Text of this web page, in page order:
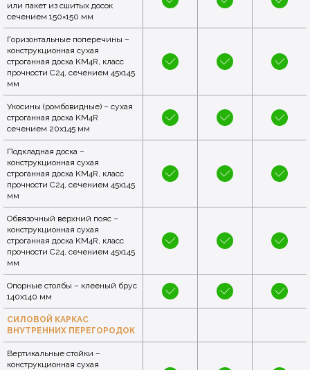
или пакет из сшитых досок
сечением 150×150 мм
Горизонтальные поперечины –
конструкционная сухая
строганная доска KM4R, класс
прочности C24, сечением 45x145
мм
Укосины (ромбовидные) – сухая
строганная доска KM4R
сечением 20x145 мм
Подкладная доска –
конструкционная сухая
строганная доска KM4R, класс
прочности C24, сечением 45x145
мм
Обвязочный верхний пояс –
конструкционная сухая
строганная доска KM4R, класс
прочности C24, сечением 45x145
мм
Опорные столбы – клееный брус
140x140 мм
СИЛОВОЙ КАРКАС
ВНУТРЕННИХ ПЕРЕГОРОДОК
Вертикальные стойки –
конструкционная сухая